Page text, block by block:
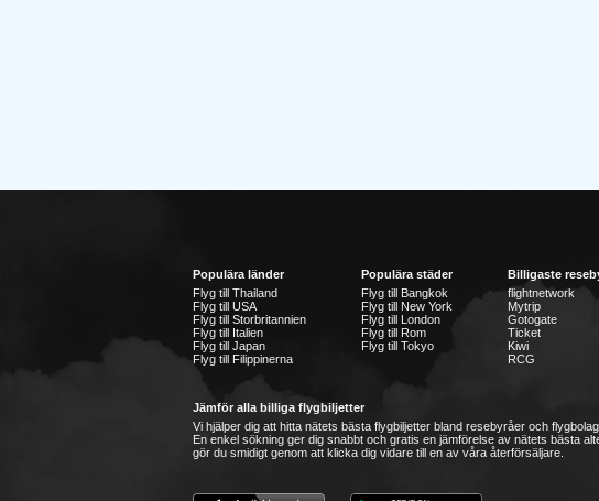
Populära länder
Flyg till Thailand
Flyg till USA
Flyg till Storbritannien
Flyg till Italien
Flyg till Japan
Flyg till Filippinerna
Populära städer
Flyg till Bangkok
Flyg till New York
Flyg till London
Flyg till Rom
Flyg till Tokyo
Billigaste
flightnetwork
Mytrip
Gotogate
Ticket
Kiwi
RCG
Jämför alla billiga flygbiljetter
Vi hjälper dig att hitta nätets bästa flygbiljetter bland resebyråer och
En enkel sökning ger dig snabbt och gratis en jämförelse av nätets bästa
gör du smidigt genom att klicka dig vidare till en av våra återförsäljare.